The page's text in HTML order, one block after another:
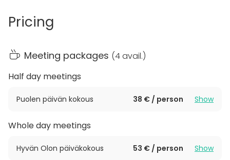
tarjoiluista. Tarjolla terveellistä ja maukasta
Kokouspäivän yhteyteen on mahdollisuus yhdistää
myös virkistäviä liikunta- tai toimintatuokioita sekä
Kiipulasalin välittömässä läheisyydessä. Kokoustilana
henkilöä ja se soveltuu erinomaisesti esimerkiksi
Pricing
Meeting packages (4 avail.)
Half day meetings
Puolen päivän kokous 38 € / person Show
Whole day meetings
Hyvän Olon päiväkokous 53 € / person Show